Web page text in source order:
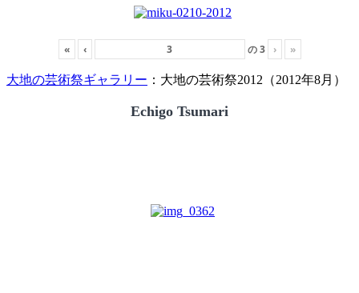
« ‹ の3 › »
大地の芸術祭ギャラリー ：大地の芸術祭2012（2012年8月）
Echigo Tsumari